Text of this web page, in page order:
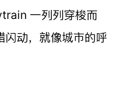
一列列穿梭而
闪动，就像城市的呼